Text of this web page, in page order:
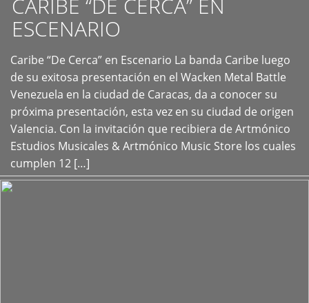
CARIBE “DE CERCA” EN
ESCENARIO
Caribe “De Cerca” en Escenario La banda Caribe luego
de su exitosa presentación en el Wacken Metal Battle
Venezuela en la ciudad de Caracas, da a conocer su
próxima presentación, esta vez en su ciudad de origen
Valencia. Con la invitación que recibiera de Artmónico
Estudios Musicales & Artmónico Music Store los cuales
cumplen 12 […]
+